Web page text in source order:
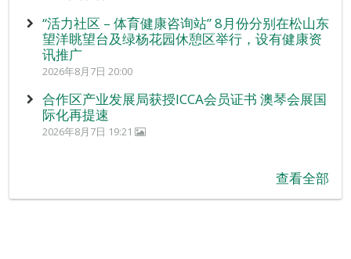
“活力社区 – 体育健康咨询站” 8月份分别在松山东
望洋眺望台及绿杨花园休憩区举行，设有健康资
讯推广
2026年8月7日 20:00
合作区产业发展局获授ICCA会员证书 澳琴会展国
际化再提速
2026年8月7日 19:21
查看全部